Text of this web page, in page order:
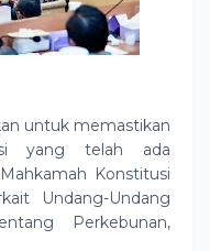
untuk memastikan
yang telah ada
Konstitusi
Undang-Undang
Perkebunan,